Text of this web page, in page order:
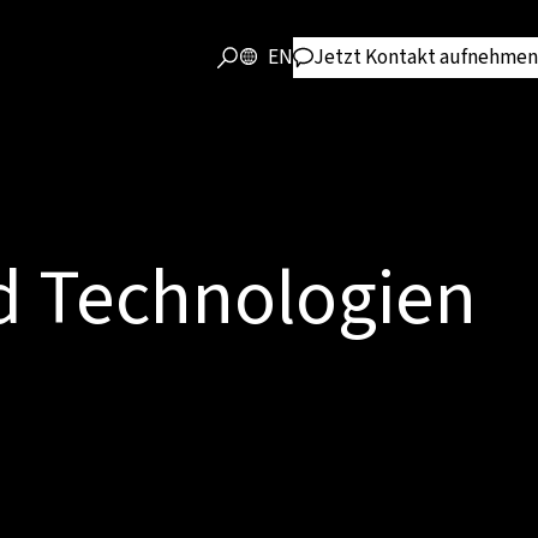
EN Jetzt Kontakt aufnehmen
Technologien